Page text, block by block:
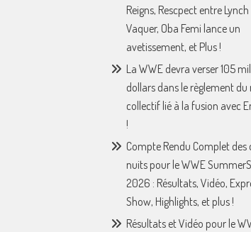
Reigns, Rescpect entre
Vaquer, Oba Femi lance un
avetissement, et Plus !
La WWE devra verser 105
dollars dans le règlement du
collectif lié à la fusion avec
!
Compte Rendu Complet des
nuits pour le WWE
2026 : Résultats, Vidéo,
Show, Highlights, et plus !
Résultats et Vidéo pour le